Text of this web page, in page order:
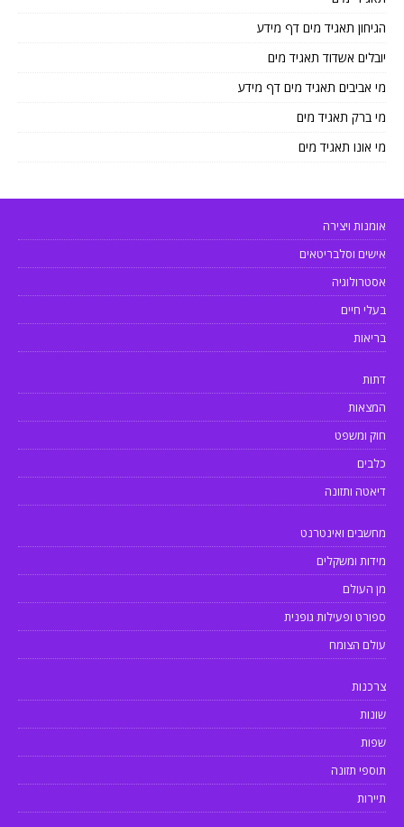
הגיחון תאגיד מים דף מידע
יובלים אשדוד תאגיד מים
מי אביבים תאגיד מים דף מידע
מי ברק תאגיד מים
מי אונו תאגיד מים
אומנות ויצירה
אישים וסלבריטאים
אסטרולוגיה
בעלי חיים
בריאות
דתות
המצאות
חוק ומשפט
כלבים
דיאטה ותזונה
מחשבים ואינטרנט
מידות ומשקלים
מן העולם
ספורט ופעילות גופנית
עולם הצומח
צרכנות
שונות
שפות
תוספי תזונה
תיירות